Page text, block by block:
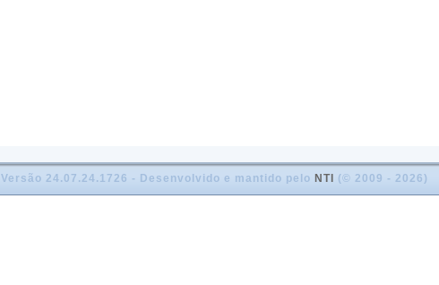
Versão 24.07.24.1726 - Desenvolvido e mantido pelo NTI (© 2009 - 2026)